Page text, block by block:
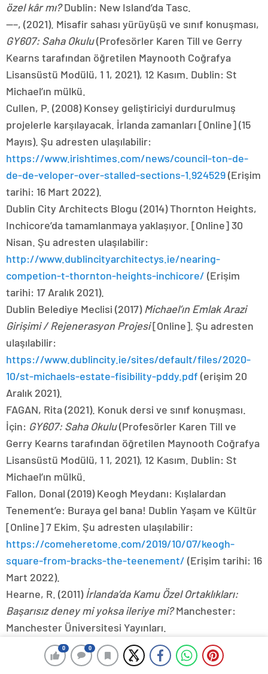
0 0
özel kâr mı?Dublin: New Island’da Tasc.
—–, (2021). Misafir sahası yürüyüşü ve sınıf konuşması,
GY607: Saha Okulu(Profesörler Karen Till ve Gerry
Kearns tarafından öğretilen Maynooth Coğrafya
Lisansüstü Modülü, 1 1, 2021), 12 Kasım. Dublin: St
Michael’ın mülkü.
Cullen, P. (2008) Konsey geliştiriciyi durdurulmuş
projelerle karşılayacak. İrlanda zamanları [Online] (15
Mayıs). Şu adresten ulaşılabilir:
https://www.irishtimes.com/news/council-ton-de-
de-de-veloper-over-stalled-sections-1.924529(Erişim
tarihi: 16 Mart 2022).
Dublin City Architects Blogu (2014) Thornton Heights,
Inchicore’da tamamlanmaya yaklaşıyor. [Online] 30
Nisan. Şu adresten ulaşılabilir:
http://www.dublincityarchitectys.ie/nearing-
competion-t-thornton-heights-inchicore/ (Erişim
tarihi: 17 Aralık 2021).
Dublin Belediye Meclisi (2017)Michael’ın Emlak Arazi
Girişimi / Rejenerasyon Projesi[Online]. Şu adresten
ulaşılabilir:
https://www.dublincity.ie/sites/default/files/2020-
10/st-michaels-estate-fisibility-pddy.pdf (erişim 20
Aralık 2021).
FAGAN, Rita (2021). Konuk dersi ve sınıf konuşması.
İçin: GY607: Saha Okulu(Profesörler Karen Till ve
Gerry Kearns tarafından öğretilen Maynooth Coğrafya
Lisansüstü Modülü, 1 1, 2021), 12 Kasım. Dublin: St
Michael’ın mülkü.
Fallon, Donal (2019) Keogh Meydanı: Kışlalardan
Tenement’e: Buraya gel bana! Dublin Yaşam ve Kültür
[Online] 7 Ekim. Şu adresten ulaşılabilir:
https://comeheretome.com/2019/10/07/keogh-
square-from-bracks-the-teenement/ (Erişim tarihi: 16
Mart 2022).
Hearne, R. (2011)İrlanda’da Kamu Özel Ortaklıkları:
Başarısız deney mi yoksa ileriye mi?Manchester:
Manchester Üniversitesi Yayınları.
Indymedia Ireland (2004)
St. Michael’s’ta Devlet
Dürüstlüğü ile Yaşamak: Yerel Topluluk, evlerinin